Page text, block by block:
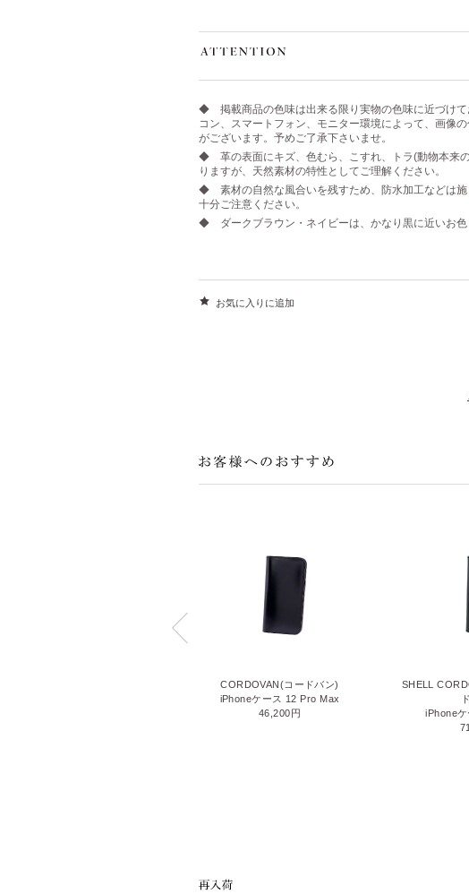
◆ 掲載商品の色味は出来る限り実物の色味に近づけて
コン、スマートフォン、モニター環境によって、画像
がございます。予めご了承下さいませ。
◆ 革の表面にキズ、色むら、こすれ、トラ(動物本来
りますが、天然素材の特性としてご理解ください。
◆ 素材の自然な風合いを残すため、防水加工などは施
十分ご注意ください。
◆ ダークブラウン・ネイビーは、かなり黒に近いお色
お気に入りに追加
CORDOVAN(コードバン)
iPhoneケース 12 Pro Max
46,200円
SHELL
iPhone